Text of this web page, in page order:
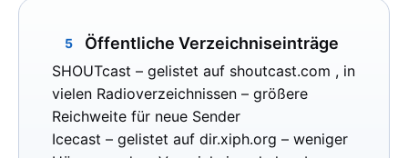
5 Öffentliche Verzeichniseinträge
SHOUTcast – gelistet auf shoutcast.com , in
vielen Radioverzeichnissen – größere
Reichweite für neue Sender
Icecast – gelistet auf dir.xiph.org – weniger